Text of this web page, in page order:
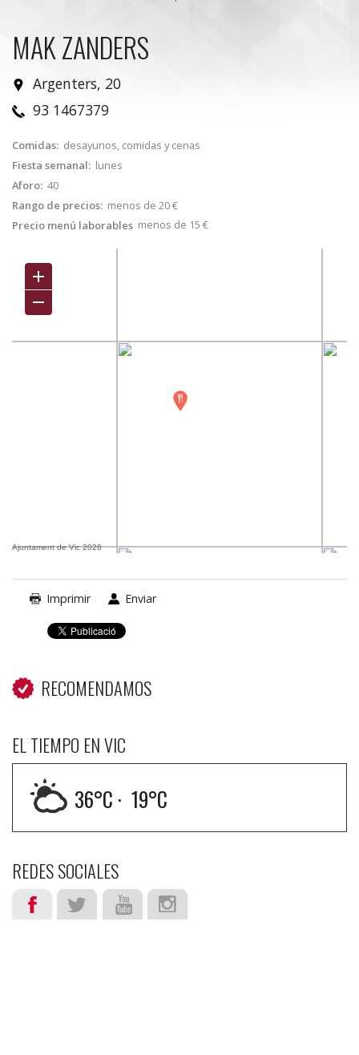
MAK ZANDERS
Argenters, 20
93 1467379
Comidas: desayunos, comidas y cenas
Fiesta semanal: lunes
Aforo: 40
Rango de precios: menos de 20 €
Precio menú laborables menos de 15 €
Ajuntament de Vic 2026
Imprimir Enviar
RECOMENDAMOS
EL TIEMPO EN VIC
36°C · 19°C
REDES SOCIALES